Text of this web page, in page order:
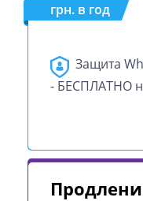
грн. в год
Защита
- БЕСПЛАТНО